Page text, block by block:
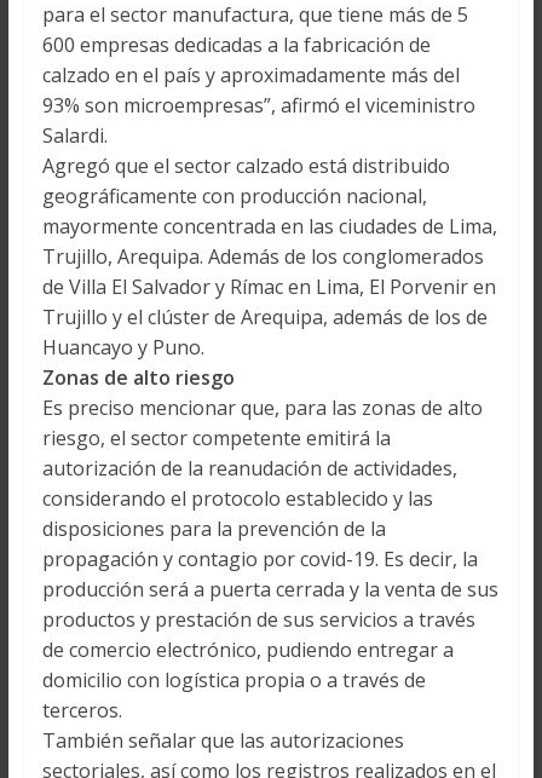
para el sector manufactura, que tiene más de 5
600 empresas dedicadas a la fabricación de
calzado en el país y aproximadamente más del
93% son microempresas”, afirmó el viceministro
Salardi.
Agregó que el sector calzado está distribuido
geográficamente con producción nacional,
mayormente concentrada en las ciudades de Lima,
Trujillo, Arequipa. Además de los conglomerados
de Villa El Salvador y Rímac en Lima, El Porvenir en
Trujillo y el clúster de Arequipa, además de los de
Huancayo y Puno.
Zonas de alto riesgo
Es preciso mencionar que, para las zonas de alto
riesgo, el sector competente emitirá la
autorización de la reanudación de actividades,
considerando el protocolo establecido y las
disposiciones para la prevención de la
propagación y contagio por covid-19. Es decir, la
producción será a puerta cerrada y la venta de sus
productos y prestación de sus servicios a través
de comercio electrónico, pudiendo entregar a
domicilio con logística propia o a través de
terceros.
También señalar que las autorizaciones
sectoriales, así como los registros realizados en el